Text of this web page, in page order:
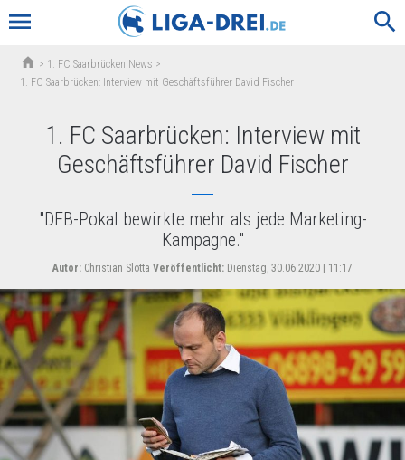
menu search
home > 1. FC Saarbrücken News >
1. FC Saarbrücken: Interview mit Geschäftsführer David Fischer
1. FC Saarbrücken: Interview mit
Geschäftsführer David Fischer
"DFB-Pokal bewirkte mehr als jede Marketing-
Kampagne."
Autor: Christian Slotta Veröffentlicht: Dienstag, 30.06.2020 | 11:17